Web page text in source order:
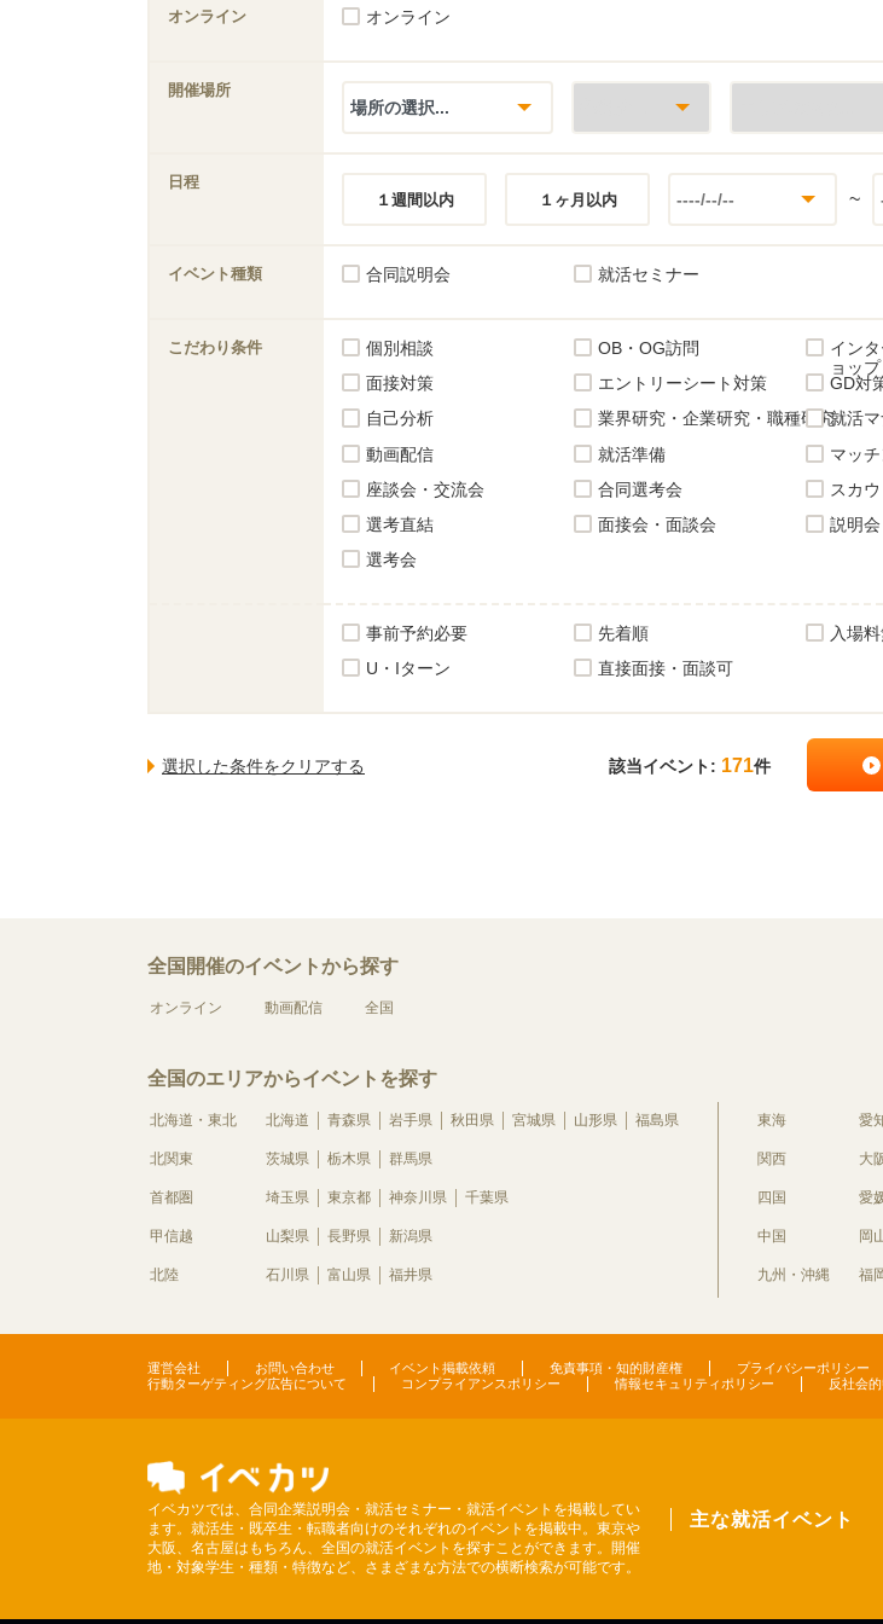
オンライン オンライン
開催場所
日程
１週間以内
１ヶ月以内 ~
イベント種類 合同説明会 就活セミナー
こだわり条件 個別相談 OB・OG訪問
イン
ョップ
面接対策
エントリーシート対策
GD対
自己分析
業界研究・企業研究・職種研究就活
動画配信
就活準備
マッ
座談会・交流会
合同選考会
スカウ
選考直結
面接会・面談会
説明会
選考会
事前予約必要 先着順
入場
U・Iターン
直接面接・面談可
該当イベント: 171件
全国開催のイベントから探す
オンライン 動画配信 全国
全国のエリアからイベントを探す
北海道・東北 北海道 青森県 岩手県 秋田県 宮城県 山形県 福島県
北関東 茨城県 栃木県 群馬県
首都圏 埼玉県 東京都 神奈川県 千葉県
甲信越 山梨県 長野県 新潟県
北陸 石川県 富山県 福井県
東海 愛
関西 大
四国 愛
中国 岡
九州・沖縄 福
運営会社 お問い合わせ イベント掲載依頼 免責事項・知的財産権 プライバシーポリシー
行動ターゲティング広告について
コンプライアンスポリシー 情報セキュリティポリシー 反社会
イベカツでは、合同企業説明会・就活セミナー・就活イベントを掲載してい
ます。就活生・既卒生・転職者向けのそれぞれのイベントを掲載中。東京や
大阪、名古屋はもちろん、全国の就活イベントを探すことができます。開催
地・対象学生・種類・特徴など、さまざまな方法での横断検索が可能です。
主な就活イベント